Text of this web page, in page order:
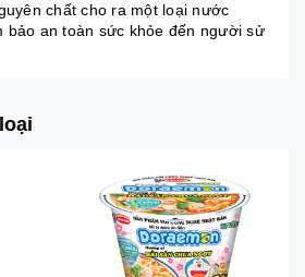
chất cho ra một loại nước
bảo an toàn sức khỏe đến người sử